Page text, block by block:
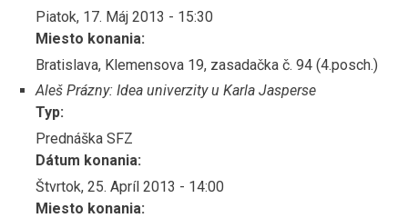
Piatok, 17. Máj 2013 - 15:30
Miesto konania:
Bratislava, Klemensova 19, zasadačka č. 94 (4.posch.)
Aleš Prázny: Idea univerzity u Karla Jasperse
Typ:
Prednáška SFZ
Dátum konania:
Štvrtok, 25. Apríl 2013 - 14:00
Miesto konania: